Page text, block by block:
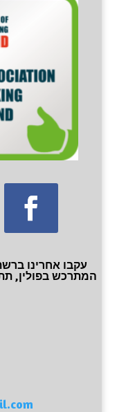
עקבו אחרינו
המתרכש בפולין,